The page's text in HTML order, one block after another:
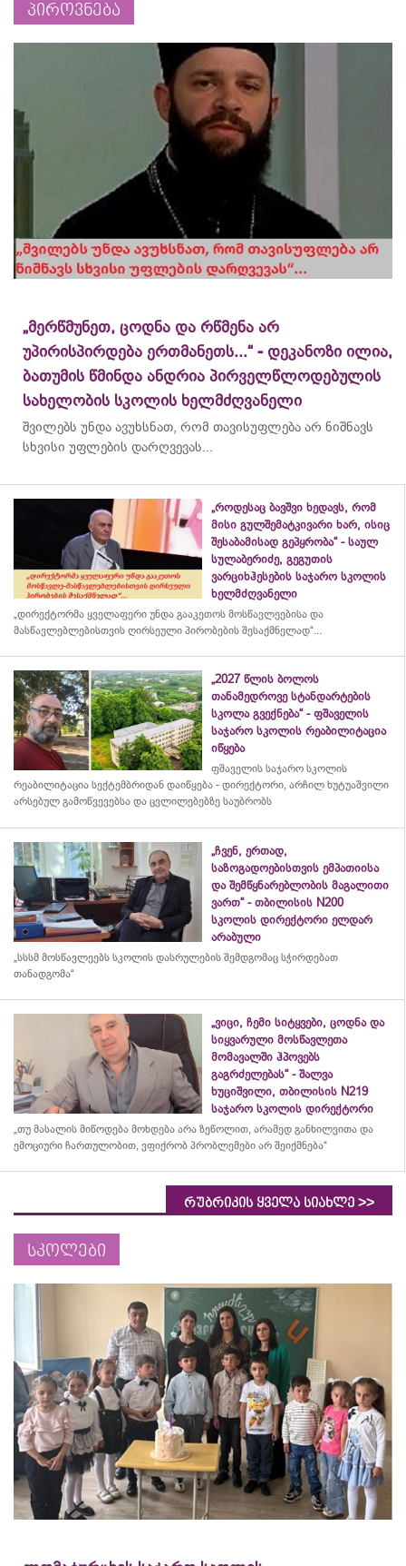
პიროვნება
„მერწმუნეთ, ცოდნა და რწმენა არ
უპირისპირდება ერთმანეთს...“ - დეკანოზი ილია,
ბათუმის წმინდა ანდრია პირველწლოდებულის
სახელობის სკოლის ხელმძღვანელი
შვილებს უნდა ავუხსნათ, რომ თავისუფლება არ ნიშნავს
სხვისი უფლების დარღვევას...
„როდესაც ბავშვი ხედავს, რომ
მისი გულშემატკივარი ხარ, ისიც
შესაბამისად გეპყრობა“ - საულ
სულაბერიძე, გეგუთის
ვარციხჰესების საჯარო სკოლის
ხელმძღვანელი
„დირექტორმა ყველაფერი უნდა გააკეთოს მოსწავლეებისა და
მასწავლებლებისთვის ღირსეული პირობების შესაქმნელად“...
„2027 წლის ბოლოს
თანამედროვე სტანდარტების
სკოლა გვექნება“ - ფშაველის
საჯარო სკოლის რეაბილიტაცია
იწყება
ფშაველის საჯარო სკოლის
რეაბილიტაცია სექტემბრიდან დაიწყება - დირექტორი, არჩილ ხუტუაშვილი
არსებულ გამოწვევებსა და ცვლილებებზე საუბრობს
„ჩვენ, ერთად,
საზოგადოებისთვის ემპათიისა
და შემწყნარებლობის მაგალითი
ვართ“ - თბილისის N200
სკოლის დირექტორი ელდარ
არაბული
„სსსმ მოსწავლეებს სკოლის დასრულების შემდგომაც სჭირდებათ
თანადგომა“
„ვიცი, ჩემი სიტყვები, ცოდნა და
სიყვარული მოსწავლეთა
მომავალში ჰპოვებს
გაგრძელებას“ - შალვა
ხუციშვილი, თბილისის N219
საჯარო სკოლის დირექტორი
„თუ მასალის მიწოდება მოხდება არა ზეწოლით, არამედ განხილვითა და
ემოციური ჩართულობით, ვფიქრობ პრობლემები არ შეიქმნება“
რუბრიკის ყველა სიახლე >>
სკოლები